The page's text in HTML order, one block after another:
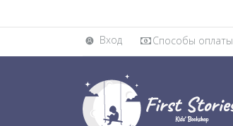
Вход
Способы оплаты